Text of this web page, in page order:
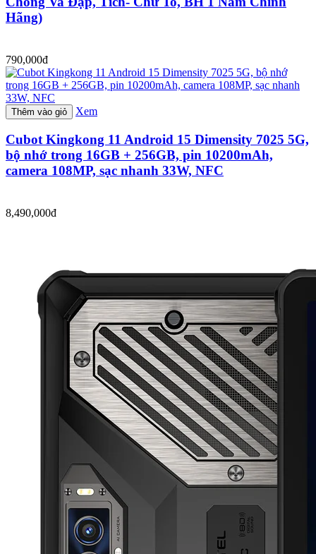
Hãng)
790,000đ
Thêm vào giỏ Xem
Cubot Kingkong 11 Android 15 Dimensity 7025 5G,
bộ nhớ trong 16GB + 256GB, pin 10200mAh,
camera 108MP, sạc nhanh 33W, NFC
8,490,000đ